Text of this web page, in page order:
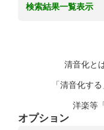
検索結果一覧表示
清音化と
「清音化す
洋楽等
オプション